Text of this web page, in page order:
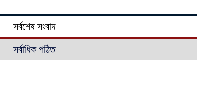
সর্বশেষ সংবাদ
সর্বাধিক পঠিত